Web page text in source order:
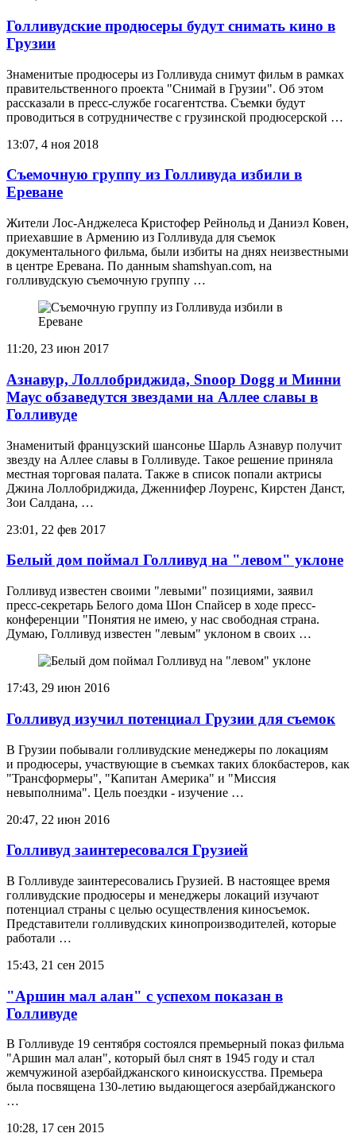
Голливудские продюсеры будут снимать кино в
Грузии
Знаменитые продюсеры из Голливуда снимут фильм в рамках
правительственного проекта "Снимай в Грузии". Об этом
рассказали в пресс-службе госагентства. Съемки будут
проводиться в сотрудничестве с грузинской продюсерской …
13:07, 4 ноя 2018
Съемочную группу из Голливуда избили в
Ереване
Жители Лос-Анджелеса Кристофер Рейнольд и Даниэл Ковен,
приехавшие в Армению из Голливуда для съемок
документального фильма, были избиты на днях неизвестными
в центре Еревана. По данным shamshyan.com, на
голливудскую съемочную группу …
11:20, 23 июн 2017
Азнавур, Лоллобриджида, Snoop Dogg и Минни
Маус обзаведутся звездами на Аллее славы в
Голливуде
Знаменитый французский шансонье Шарль Азнавур получит
звезду на Аллее славы в Голливуде. Такое решение приняла
местная торговая палата. Также в список попали актрисы
Джина Лоллобриджида, Дженнифер Лоуренс, Кирстен Данст,
Зои Салдана, …
23:01, 22 фев 2017
Белый дом поймал Голливуд на "левом" уклоне
Голливуд известен своими "левыми" позициями, заявил
пресс-секретарь Белого дома Шон Спайсер в ходе пресс-
конференции "Понятия не имею, у нас свободная страна.
Думаю, Голливуд известен "левым" уклоном в своих …
17:43, 29 июн 2016
Голливуд изучил потенциал Грузии для съемок
В Грузии побывали голливудские менеджеры по локациям
и продюсеры, участвующие в съемках таких блокбастеров, как
"Трансформеры", "Капитан Америка" и "Миссия
невыполнима". Цель поездки - изучение …
20:47, 22 июн 2016
Голливуд заинтересовался Грузией
В Голливуде заинтересовались Грузией. В настоящее время
голливудские продюсеры и менеджеры локаций изучают
потенциал страны с целью осуществления киносъемок.
Представители голливудских кинопроизводителей, которые
работали …
15:43, 21 сен 2015
"Аршин мал алан" с успехом показан в
Голливуде
В Голливуде 19 сентября состоялся премьерный показ фильма
"Аршин мал алан", который был снят в 1945 году и стал
жемчужиной азербайджанского киноискусства. Премьера
была посвящена 130-летию выдающегося азербайджанского
…
10:28, 17 сен 2015